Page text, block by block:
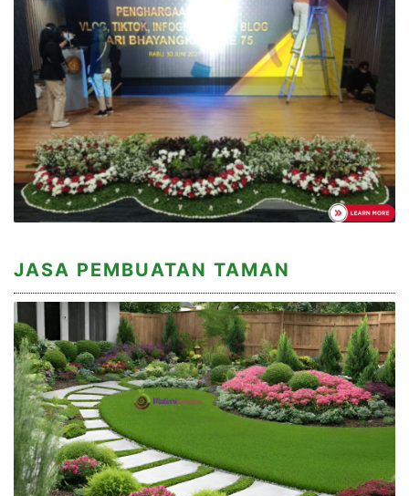
JASA PEMBUATAN TAMAN